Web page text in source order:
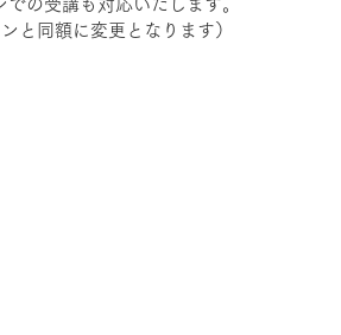
の受講も対応いたします。
と同額に変更となります）